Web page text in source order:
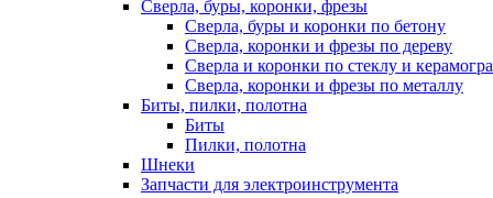
Сверла, буры, коронки, фрезы
Сверла, буры и коронки по бетону
Сверла, коронки и фрезы по дереву
Сверла и коронки по стеклу и
Сверла, коронки и фрезы по металлу
Биты, пилки, полотна
Биты
Пилки, полотна
Шнеки
Запчасти для электроинструмента